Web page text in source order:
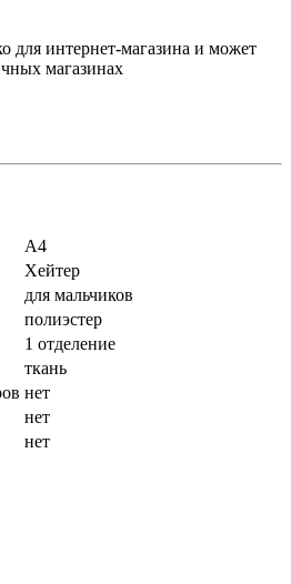
для интернет-магазина и может
магазинах
А4
Хейтер
для мальчиков
полиэстер
1 отделение
ткань
нет
нет
нет